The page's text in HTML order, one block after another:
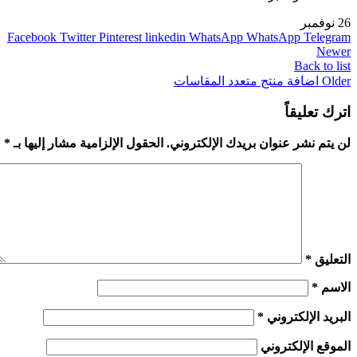
26 نوفمبر
Facebook Twitter Pinterest linkedin WhatsApp WhatsApp Telegram
Newer
Back to list
Older اضافة منتج متعدد المقاسات
اترك تعليقاً
لن يتم نشر عنوان بريدك الإلكتروني. الحقول الإلزامية مشار إليها بـ*
التعليق *
الاسم *
البريد الإلكتروني *
الموقع الإلكتروني